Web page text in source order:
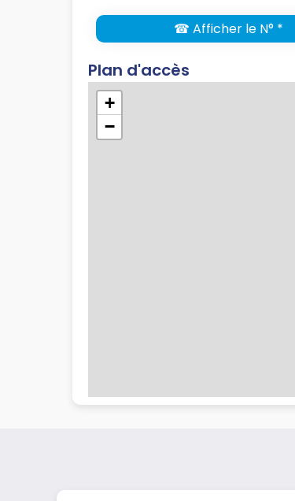
☎ Afficher le N° *
Plan d'accès
+
−